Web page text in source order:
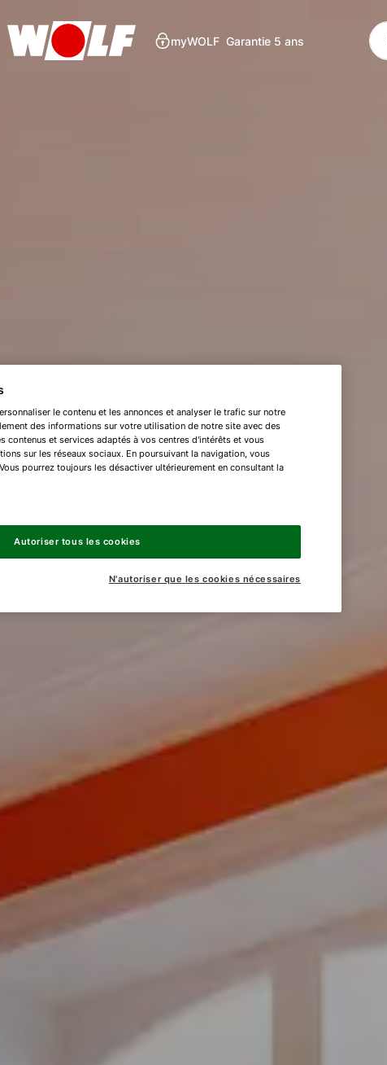
myWOLF Garantie 5 ans
le contenu et les annonces et analyser le trafic sur notre
des informations sur votre utilisation de notre site avec des
contenus et services adaptés à vos centres d'intérêts et vous
sur les réseaux sociaux. En poursuivant la navigation, vous
pourrez toujours les désactiver ultérieurement en consultant la
N'autoriser que les cookies nécessaires
Autoriser tous les cookies